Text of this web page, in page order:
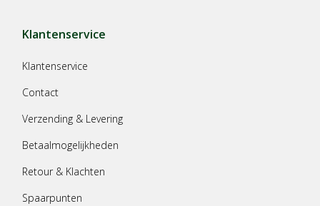
Klantenservice
Klantenservice
Contact
Verzending & Levering
Betaalmogelijkheden
Retour & Klachten
Spaarpunten